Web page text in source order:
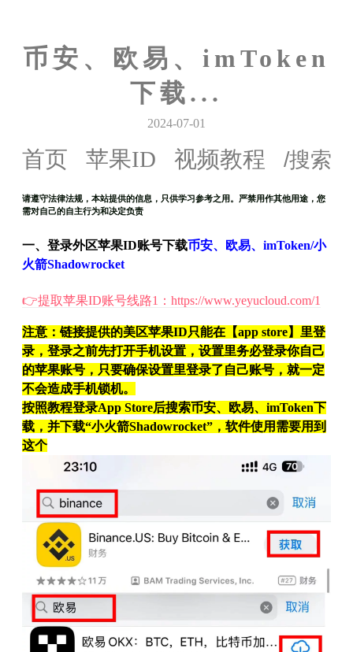
币安、欧易、imToken
下载...
2024-07-01
首页 苹果ID 视频教程
请遵守法律法规，本站提供的信息，只供学习参考之用。严禁用作其他用途，您
需对自己的自主行为和决定负责
一、登录外区苹果ID账号下载币安、欧易、imToken/小
火箭Shadowrocket
👉提取苹果ID账号线路1：https://www.yeyucloud.com/1
注意：链接提供的美区苹果ID只能在【app store】里登
录，登录之前先打开手机设置，设置里务必登录你自己
的苹果账号，只要确保设置里登录了自己账号，就一定
不会造成手机锁机。
按照教程登录App Store后搜索币安、欧易、imToken下
载，并下载“小火箭Shadowrocket”，软件使用需要用到
这个